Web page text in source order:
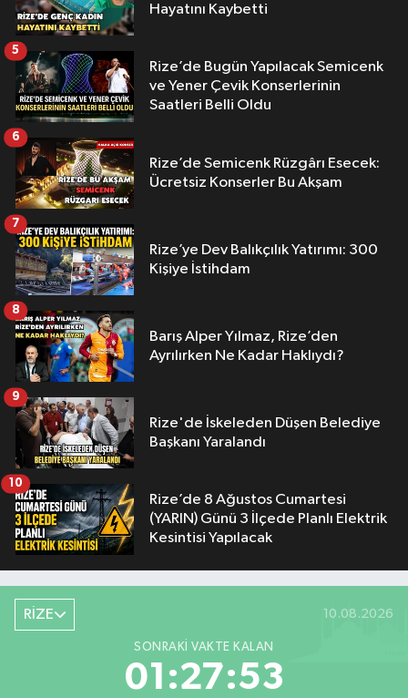
Hayatını Kaybetti
Rize’de Bugün Yapılacak Semicenk
ve Yener Çevik Konserlerinin
Saatleri Belli Oldu
5
Rize’de Semicenk Rüzgârı Esecek:
Ücretsiz Konserler Bu Akşam
6
Rize’ye Dev Balıkçılık Yatırımı: 300
Kişiye İstihdam
7
Barış Alper Yılmaz, Rize’den
Ayrılırken Ne Kadar Haklıydı?
8
Rize'de İskeleden Düşen Belediye
Başkanı Yaralandı
9
Rize’de 8 Ağustos Cumartesi
(YARIN) Günü 3 İlçede Planlı Elektrik
Kesintisi Yapılacak
10
RİZE 10.08.2026
SONRAKI VAKTE KALAN
01:27:53